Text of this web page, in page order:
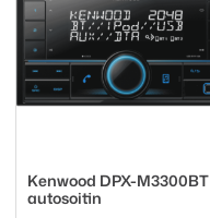
Kenwood DPX-M3300BT
autosoitin